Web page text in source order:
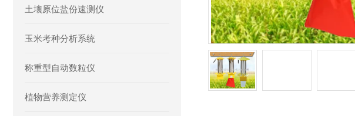
土壤原位盐份速测仪
玉米考种分析系统
称重型自动数粒仪
植物营养测定仪